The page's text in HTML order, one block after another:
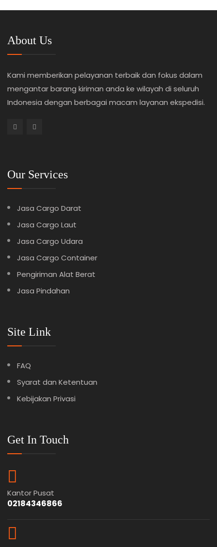
About Us
Kami memberikan pelayanan terbaik dan fokus dalam
mengantar barang kiriman anda ke wilayah di seluruh
Indonesia dengan berbagai macam layanan ekspedisi.
Our Services
Jasa Cargo Darat
Jasa Cargo Laut
Jasa Cargo Udara
Jasa Cargo Container
Pengiriman Alat Berat
Jasa Pindahan
Site Link
FAQ
Syarat dan Ketentuan
Kebijakan Privasi
Get In Touch
Kantor Pusat
02184346866